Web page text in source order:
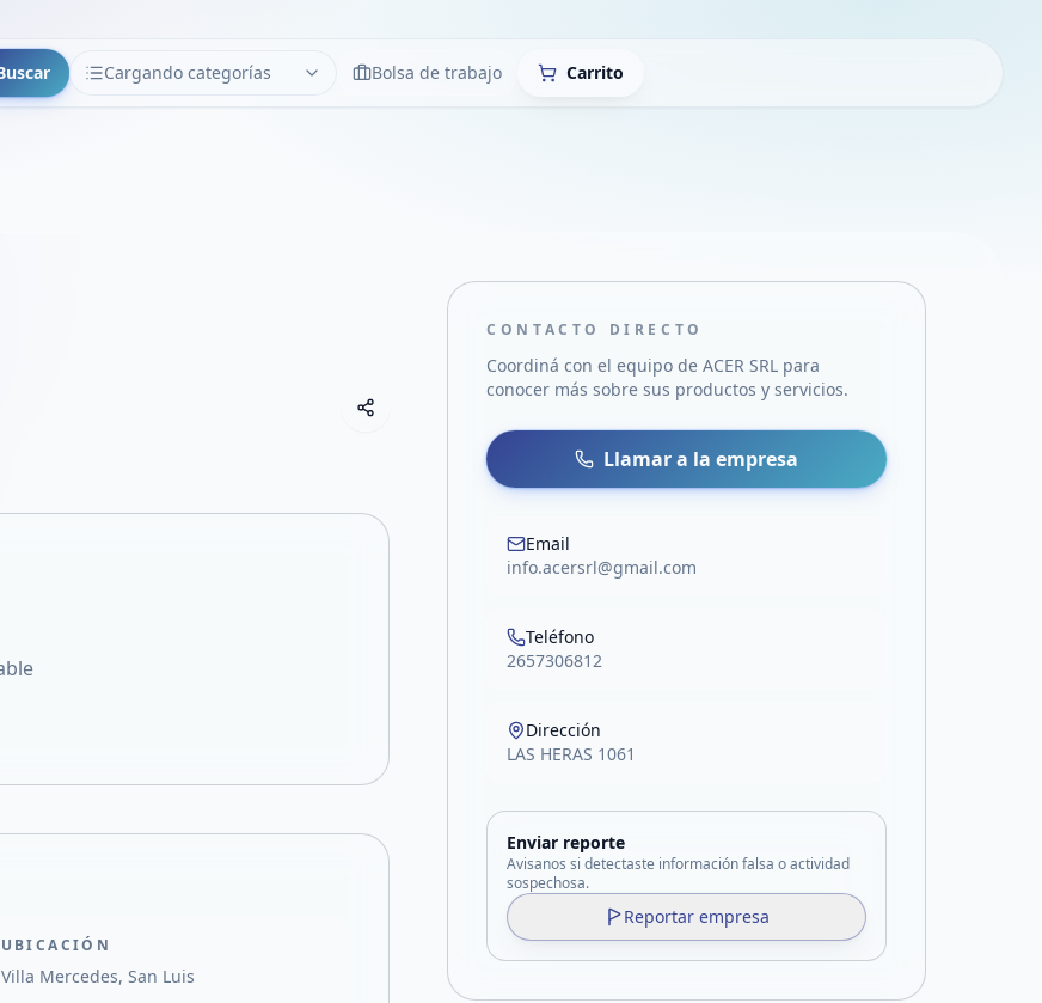
Cargando categorías
CATEGORÍAS LimpiarBolsa de trabajo Carrito
Compartir empresa
Compartir por WhatsApp
Compartir por mail
Compartir en Facebook
UBICACIÓN
Villa Mercedes, San Luis
CONTACTO DIRECTO
Coordiná con el equipo deACER SRL para
conocer más sobre sus productos y servicios.
Llamar a la empresa
Email
info.acersrl@gmail.com
Teléfono
2657306812
Dirección
LAS HERAS 1061
Enviar reporte
Avisanos si detectaste información falsa o actividad
sospechosa.
Reportar empresa